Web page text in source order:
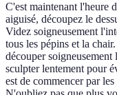
C'est maintenant l'heure
aiguisé, découpez le
Videz soigneusement
tous les pépins et la
découper soigneusement
sculpter lentement pour
est de commencer par